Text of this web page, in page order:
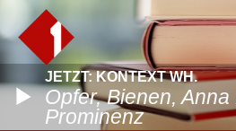
JETZT: KONTEXT WH.
Opfer, Bienen,
Prominenz